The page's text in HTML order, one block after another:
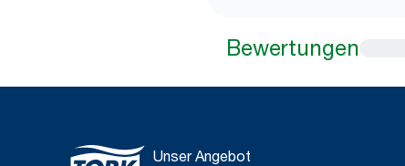
Bewertungen
Unser Angebot